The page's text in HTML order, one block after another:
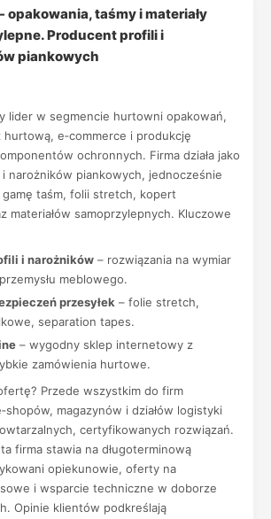
opakowania, taśmy i materiały
Producent profili i
piankowych
lider w segmencie hurtowni opakowań,
hurtową, e‑commerce i produkcję
ochronnych. Firma działa jako
narożników piankowych, jednocześnie
taśm, folii stretch, kopert
materiałów samoprzylepnych. Kluczowe
i narożników – rozwiązania na wymiar
meblowego.
przesyłek – folie stretch,
separation tapes.
– wygodny sklep internetowy z
zamówienia hurtowe.
Przede wszystkim do firm
magazynów i działów logistyki
certyfikowanych rozwiązań.
firma stawia na długoterminową
opiekunowie, oferty na
i wsparcie techniczne w doborze
Opinie klientów podkreślają